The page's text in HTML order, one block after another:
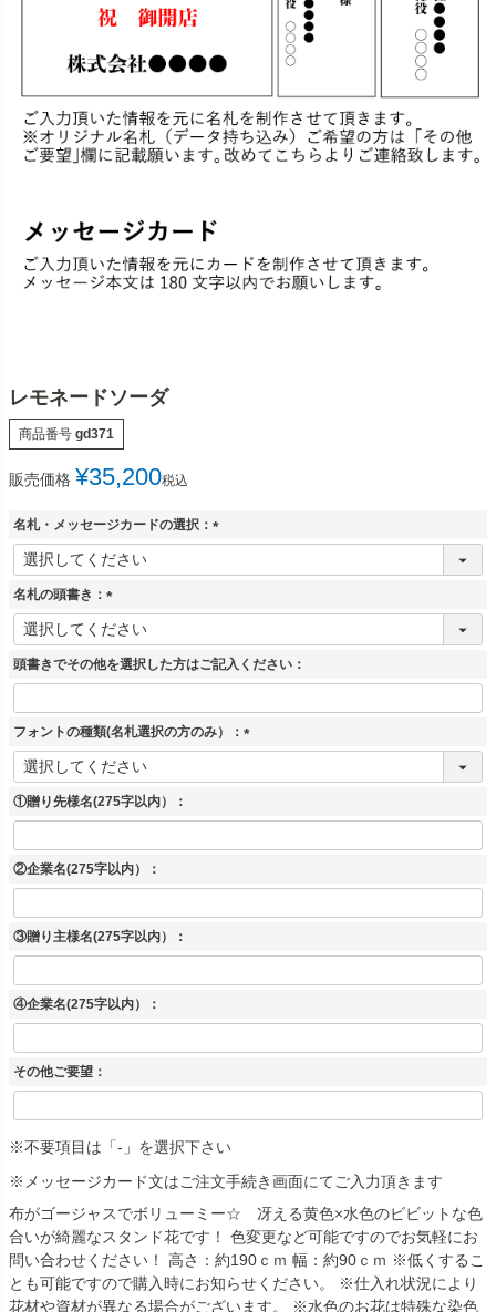
レモネードソーダ
商品番号 gd371
販売価格 ¥35,200税込
名札・メッセージカードの選択：
(
名札の頭書き：
(
必
須
頭書きでその他を選択した方はご記入ください：
フォントの種類(名札選択の方のみ）：
(
①贈り先様名(275字以内）：
②企業名(275字以内）：
③贈り主様名(275字以内）：
④企業名(275字以内）：
その他ご要望：
※不要項目は「-」を選択下さい
※メッセージカード文はご注文手続き画面にてご入力頂きます
布がゴージャスでボリューミー☆ 冴える黄色×水色のビビットな色
合いが綺麗なスタンド花です！ 色変更など可能ですのでお気軽にお
問い合わせください！ 高さ：約190ｃｍ 幅：約90ｃｍ ※低くするこ
とも可能ですので購入時にお知らせください。 ※仕入れ状況により
花材や資材が異なる場合がございます。 ※水色のお花は特殊な染色